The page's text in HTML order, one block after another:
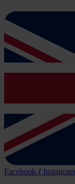
Facebook-f Instagram